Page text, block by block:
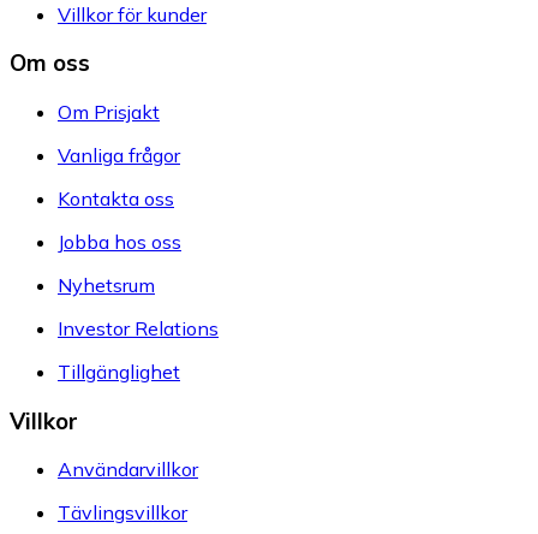
Villkor för kunder
Om oss
Om Prisjakt
Vanliga frågor
Kontakta oss
Jobba hos oss
Nyhetsrum
Investor Relations
Tillgänglighet
Villkor
Användarvillkor
Tävlingsvillkor